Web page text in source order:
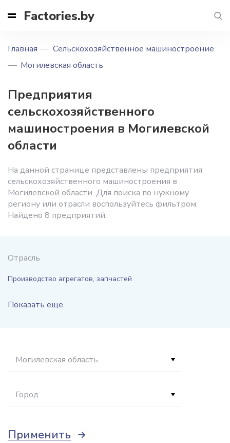
Factories.by
Главная
Сельскохозяйственное машиностроение
Могилевская область
Предприятия
сельскохозяйственного
машиностроения в Могилевской
области
На данной странице представлены предприятия
сельскохозяйственного машиностроения в
Могилевской области. Для поиска по нужному
региону или отрасли воспользуйтесь фильтром.
Найдено 8 предприятий.
Отрасль
Производство агрегатов, запчастей
Показать еще
Могилевская область
Город
Применить